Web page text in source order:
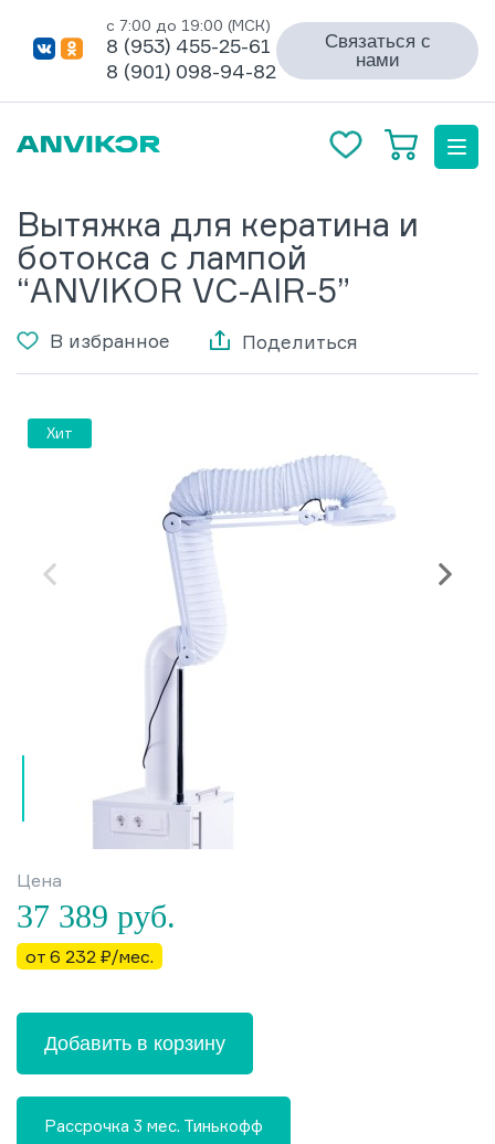
с 7:00 до 19:00 (МСК)
8 (953) 455-25-61
8 (901) 098-94-82
Связаться с
нами
Вытяжка для кератина и
ботокса с лампой
“ANVIKOR VC-AIR-5”
В избранное Поделиться
Хит
Цена
37 389 руб.
от 6 232 ₽/мес.
Добавить в корзину
Рассрочка 3 мес. Тинькофф